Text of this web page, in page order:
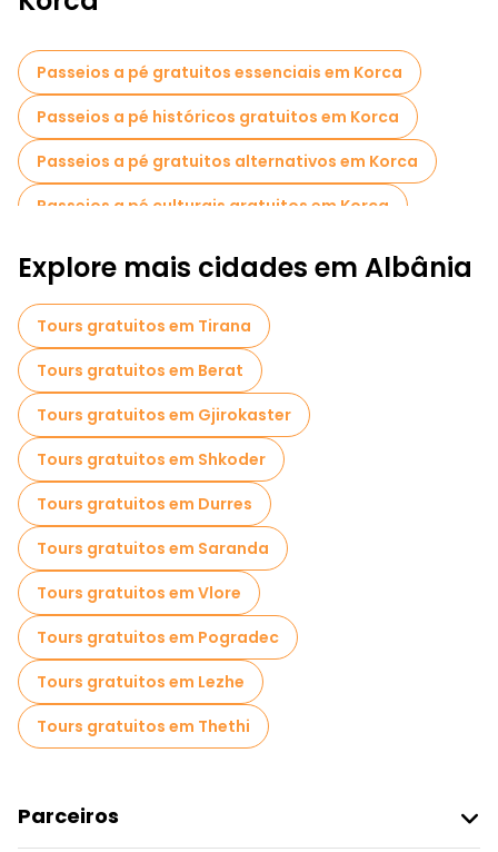
Passeios a pé gratuitos essenciais em Korca
Passeios a pé históricos gratuitos em Korca
Passeios a pé gratuitos alternativos em Korca
Passeios a pé culturais gratuitos em Korca
Passeios a pé gratuitos para famílias em Korca
Visita guiada gratuita à cidade velha Korca
Explore mais cidades em Albânia
Tours gratuitos em Tirana
Tours gratuitos em Berat
Tours gratuitos em Gjirokaster
Tours gratuitos em Shkoder
Tours gratuitos em Durres
Tours gratuitos em Saranda
Tours gratuitos em Vlore
Tours gratuitos em Pogradec
Tours gratuitos em Lezhe
Tours gratuitos em Thethi
Parceiros